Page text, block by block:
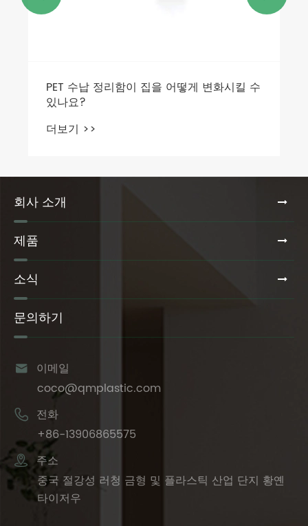
PET 수납 정리함이 집을 어떻게 변화시킬 수
있나요?
더보기 >>
회사 소개
제품
소식
문의하기
 이메일
coco@qmplastic.com
 전화
+86-13906865575
 주소
중국 절강성 러청 금형 및 플라스틱 산업 단지 황옌
타이저우